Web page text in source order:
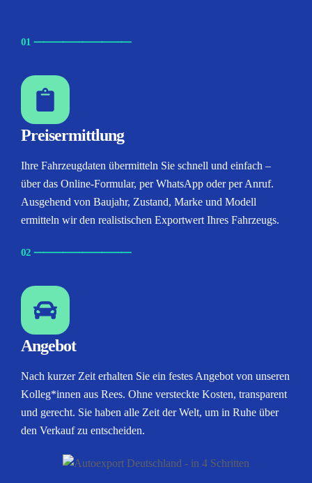
01 ⸺⸺⸺⸺⸺
Preisermittlung
Ihre Fahrzeugdaten übermitteln Sie schnell und einfach –
über das Online-Formular, per WhatsApp oder per Anruf.
Ausgehend von Baujahr, Zustand, Marke und Modell
ermitteln wir den realistischen Exportwert Ihres Fahrzeugs.
02 ⸺⸺⸺⸺⸺
Angebot
Nach kurzer Zeit erhalten Sie ein festes Angebot von unseren
Kolleg*innen aus Rees. Ohne versteckte Kosten, transparent
und gerecht. Sie haben alle Zeit der Welt, um in Ruhe über
den Verkauf zu entscheiden.